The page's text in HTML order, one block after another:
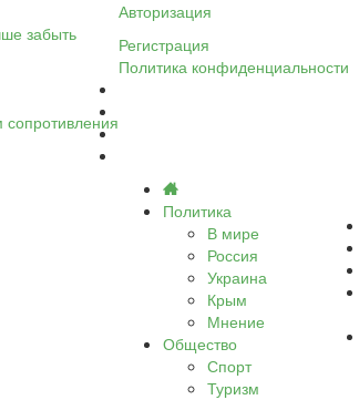
забыть
Авторизация
Регистрация
Политика конфиденциальности
Политика
В мире
Россия
Украина
Крым
Мнение
Общество
Спорт
Туризм